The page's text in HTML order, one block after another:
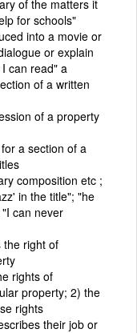
of the matters it
for schools"
into a movie or
or explain
can read" a
of a written
of a property
a section of a
composition etc ;
in the title"; "he
can never
the right of
rights of
property; 2) the
rights
their job or